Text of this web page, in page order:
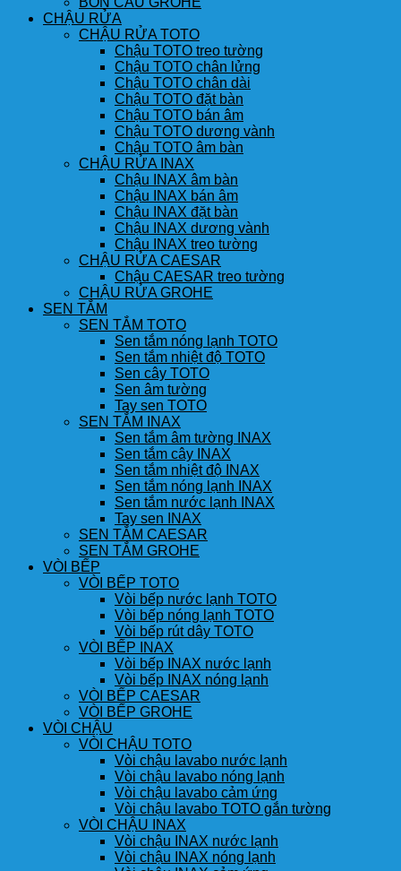
CHẬU RỬA
CHẬU RỬA TOTO
Chậu TOTO treo tường
Chậu TOTO chân lửng
Chậu TOTO chân dài
Chậu TOTO đặt bàn
Chậu TOTO bán âm
Chậu TOTO dương vành
Chậu TOTO âm bàn
CHẬU RỬA INAX
Chậu INAX âm bàn
Chậu INAX bán âm
Chậu INAX đặt bàn
Chậu INAX dương vành
Chậu INAX treo tường
CHẬU RỬA CAESAR
Chậu CAESAR treo tường
CHẬU RỬA GROHE
SEN TẮM
SEN TẮM TOTO
Sen tắm nóng lạnh TOTO
Sen tắm nhiệt độ TOTO
Sen cây TOTO
Sen âm tường
Tay sen TOTO
SEN TẮM INAX
Sen tắm âm tường INAX
Sen tắm cây INAX
Sen tắm nhiệt độ INAX
Sen tắm nóng lạnh INAX
Sen tắm nước lạnh INAX
Tay sen INAX
SEN TẮM CAESAR
SEN TẮM GROHE
VÒI BẾP
VÒI BẾP TOTO
Vòi bếp nước lạnh TOTO
Vòi bếp nóng lạnh TOTO
Vòi bếp rút dây TOTO
VÒI BẾP INAX
Vòi bếp INAX nước lạnh
Vòi bếp INAX nóng lạnh
VÒI BẾP CAESAR
VÒI BẾP GROHE
VÒI CHẬU
VÒI CHẬU TOTO
Vòi chậu lavabo nước lạnh
Vòi chậu lavabo nóng lạnh
Vòi chậu lavabo cảm ứng
Vòi chậu lavabo TOTO gắn tường
VÒI CHẬU INAX
Vòi chậu INAX nước lạnh
Vòi chậu INAX nóng lạnh